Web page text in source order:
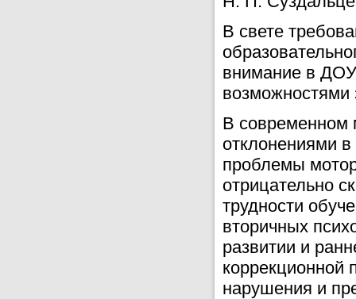
В свете
внимание в ДОУ
возможностями
В современном
отклонениями
проблемы
отрицательно
трудности
вторичных
развитии и
нарушения и